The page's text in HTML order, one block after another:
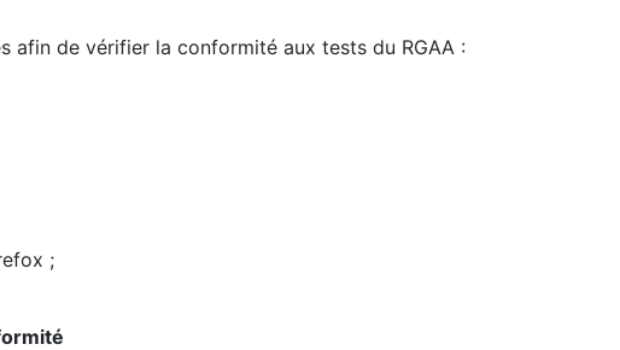
afin de vérifier la conformité aux tests du RGAA :
;